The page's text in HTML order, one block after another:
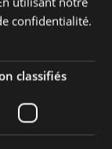
confidentialité.
classifiés